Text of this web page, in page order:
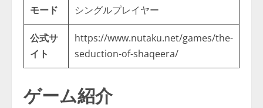
モード シングルプレイヤー
公式サ
イト
https://www.nutaku.net/games/the-
seduction-of-shaqeera/
ゲーム紹介